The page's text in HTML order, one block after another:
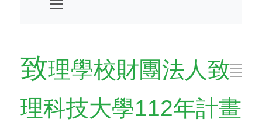
致理學校財團法人致
理科技大學112年計畫